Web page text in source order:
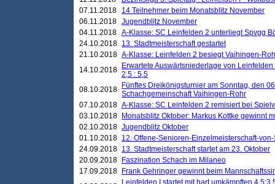
07.11.2018
14 Teilnehmer beim Monatsblitz November
06.11.2018 Jugendblitz November
04.11.2018 A-Klasse: SC Leinfelden 2 unterliegt Spvgg
24.10.2018 13. Stadtmeisterschaft gestartet
21.10.2018 A-Klasse: Leinfelden 2 besiegt Vaihingen-
14.10.2018
Erwartete Auswärtsniederlage von
2,5 : 5,5
08.10.2018
Fünftes Dreikönigsturnier am Sonntag, den
Schachgemeinschaft Vaihingen-Rohr
07.10.2018 A-Klasse: SC Leinfelden 2 remisiert bei
03.10.2018
Monatsblitz Oktober: Markus Kottke gewinnt
02.10.2018 Jugendblitz Oktober
01.10.2018 12. Offene-Senioren-Einzelmeisterschaft-
24.09.2018 13. Stadtmeisterschaft startet am 23. Oktober
20.09.2018
Faszination Schach im Milaneo
17.09.2018
Frank Gehringer gewinnt beim
Leinfelden I startet mit hart umkämpften